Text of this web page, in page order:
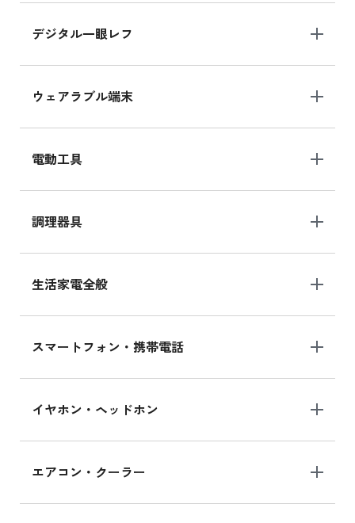
デジタル一眼レフ
ウェアラブル端末
電動工具
調理器具
生活家電全般
スマートフォン・携帯電話
イヤホン・ヘッドホン
エアコン・クーラー